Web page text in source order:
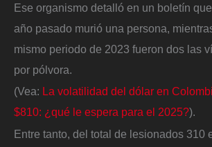
Ese organismo detalló en un boletín
año pasado murió una persona,
mismo periodo de 2023 fueron dos las
por pólvora.
(Vea: La volatilidad del dólar en
$810: ¿qué le espera para el 2025?).
Entre tanto, del total de lesionados 310